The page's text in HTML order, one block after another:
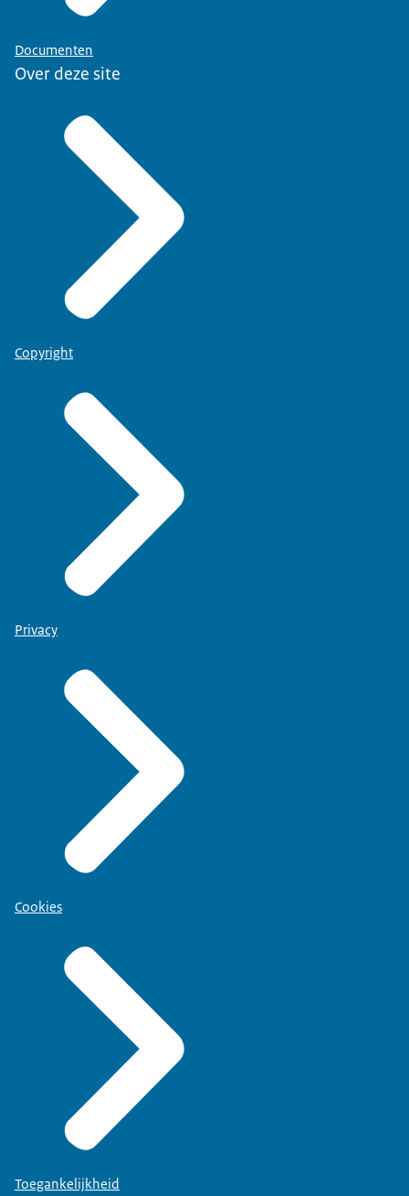
Documenten
Over deze site
Copyright
Privacy
Cookies
Toegankelijkheid